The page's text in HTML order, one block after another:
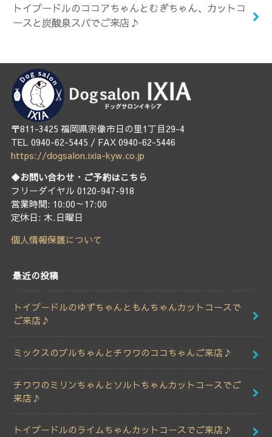
トイプードルのココアちゃんとむぎちゃん、カットコ
ースと炭酸泉スパでご来店♪
〒811-3425 福岡県宗像市日の里1丁目29-4
TEL 0940-62-5445 / FAX 0940-62-5446
https://dogsalon.ixia-kyw.co.jp
◆お問い合わせ・ご予約はこちら
フリーダイヤル 0120-947-918
営業時間: 10:00～17:00
定休日: 木.日曜日
個人情報保護について
最近の投稿
トイプードルのゆずちゃんともんちゃんカットコースで
ご来店♪
ミックスのブルちゃんとチワワのココちゃんご来店♪
チワワのミリンちゃんとソルトちゃんカットコースでご
来店♪
トイプードルのライムちゃんカットコースでご来店♪